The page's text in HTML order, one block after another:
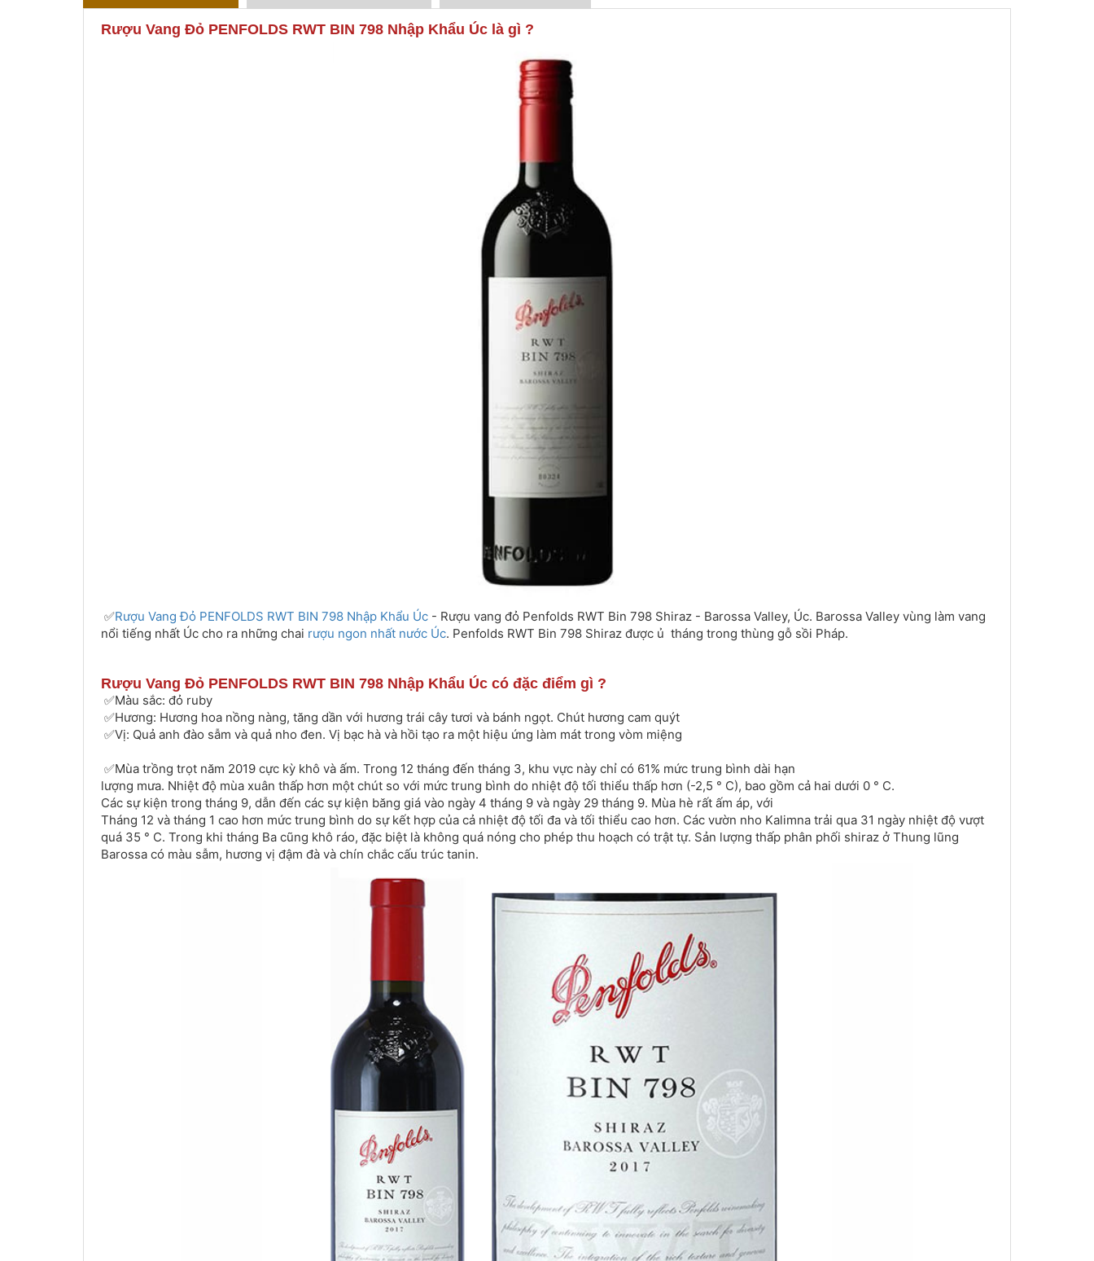
Rượu Vang Đỏ PENFOLDS RWT BIN 798 Nhập Khẩu Úc là gì ?
✅Rượu Vang Đỏ PENFOLDS RWT BIN 798 Nhập Khẩu Úc- Rượu vang đỏ Penfolds RWT Bin 798 Shiraz - Barossa Valley, Úc. Barossa Valley vùng làm vang
nổi tiếng nhất Úc cho ra những chai rượu ngon nhất nước Úc. Penfolds RWT Bin 798 Shiraz được ủ tháng trong thùng gỗ sồi Pháp.
Rượu Vang Đỏ PENFOLDS RWT BIN 798 Nhập Khẩu Úc có đặc điểm gì ?
✅Màu sắc: đỏ ruby
✅Hương: Hương hoa nồng nàng, tăng dần với hương trái cây tươi và bánh ngọt. Chút hương cam quýt
✅Vị: Quả anh đào sẫm và quả nho đen. Vị bạc hà và hồi tạo ra một hiệu ứng làm mát trong vòm miệng
✅Mùa trồng trọt năm 2019 cực kỳ khô và ấm. Trong 12 tháng đến tháng 3, khu vực này chỉ có 61% mức trung bình dài hạn
lượng mưa. Nhiệt độ mùa xuân thấp hơn một chút so với mức trung bình do nhiệt độ tối thiểu thấp hơn (-2,5 ° C), bao gồm cả hai dưới 0 ° C.
Các sự kiện trong tháng 9, dẫn đến các sự kiện băng giá vào ngày 4 tháng 9 và ngày 29 tháng 9. Mùa hè rất ấm áp, với
Tháng 12 và tháng 1 cao hơn mức trung bình do sự kết hợp của cả nhiệt độ tối đa và tối thiểu cao hơn. Các vườn nho Kalimna trải qua 31 ngày nhiệt độ vượt
quá 35 ° C. Trong khi tháng Ba cũng khô ráo, đặc biệt là không quá nóng cho phép thu hoạch có trật tự. Sản lượng thấp phân phối shiraz ở Thung lũng
Barossa có màu sẫm, hương vị đậm đà và chín chắc cấu trúc tanin.